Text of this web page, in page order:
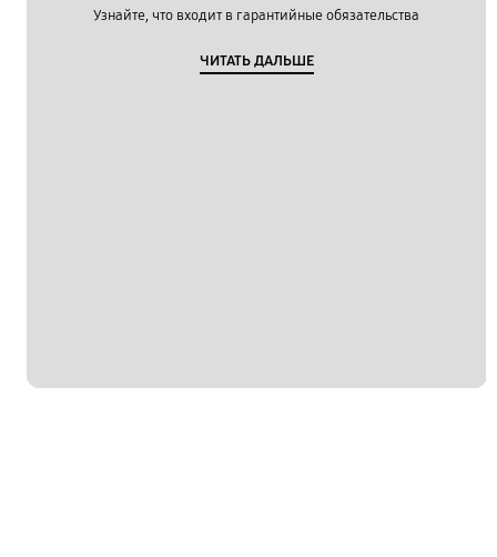
Узнайте, что входит в гарантийные обязательства
ЧИТАТЬ ДАЛЬШЕ